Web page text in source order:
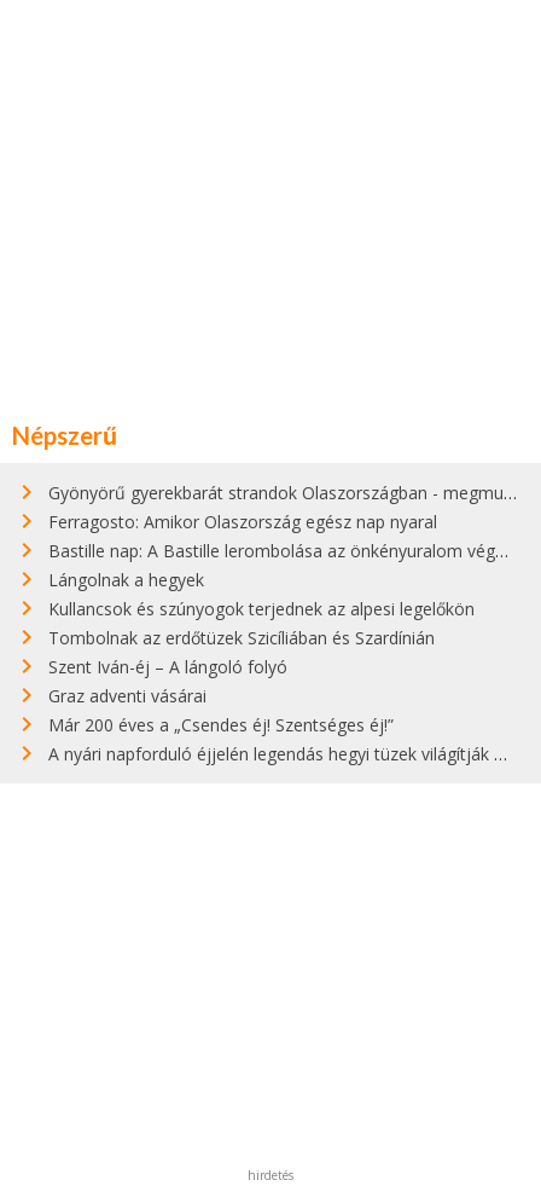
Népszerű
Gyönyörű gyerekbarát strandok Olaszországban - megmutatjuk a 15 legjobbat
Ferragosto: Amikor Olaszország egész nap nyaral
Bastille nap: A Bastille lerombolása az önkényuralom végét jelentette
Lángolnak a hegyek
Kullancsok és szúnyogok terjednek az alpesi legelőkön
Tombolnak az erdőtüzek Szicíliában és Szardínián
Szent Iván-éj – A lángoló folyó
Graz adventi vásárai
Már 200 éves a „Csendes éj! Szentséges éj!”
A nyári napforduló éjjelén legendás hegyi tüzek világítják meg Zugspitzét
hirdetés